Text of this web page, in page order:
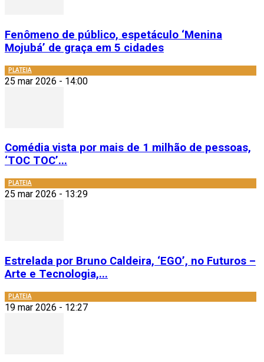
Fenômeno de público, espetáculo ‘Menina
Mojubá’ de graça em 5 cidades
PLATEIA
25 mar 2026 - 14:00
Comédia vista por mais de 1 milhão de pessoas,
‘TOC TOC’...
PLATEIA
25 mar 2026 - 13:29
Estrelada por Bruno Caldeira, ‘EGO’, no Futuros –
Arte e Tecnologia,...
PLATEIA
19 mar 2026 - 12:27